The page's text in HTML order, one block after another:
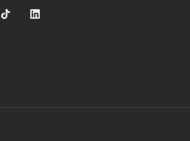
Youtube
auf Instagram
Sparkasse auf TikTok
Sparkasse auf LinkedIn